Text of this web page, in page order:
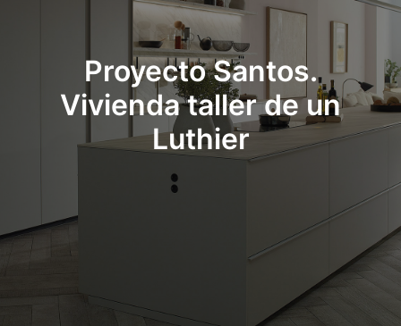
Proyecto Santos.
Vivienda taller de un
Luthier